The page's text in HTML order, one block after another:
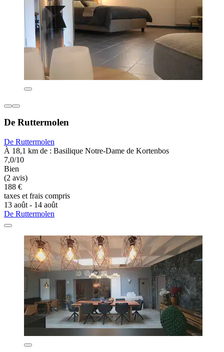
De Ruttermolen
De Ruttermolen
À 18,1 km de : Basilique Notre-Dame de Kortenbos
7,0/10
Bien
(2 avis)
188 €
taxes et frais compris
13 août - 14 août
De Ruttermolen